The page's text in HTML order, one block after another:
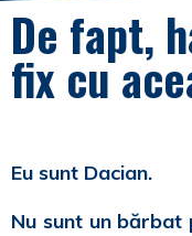
De fapt,
fix cu
Eu sunt Dacian.
Nu sunt un